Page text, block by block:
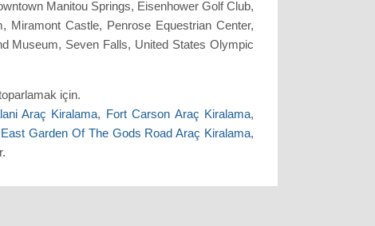
Manitou Springs, Eisenhower Golf Club,
Castle, Penrose Equestrian Center,
Museum, Seven Falls, United States Olympic
için.
Araç Kiralama, Fort Carson Araç Kiralama,
Garden Of The Gods Road Araç Kiralama,